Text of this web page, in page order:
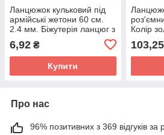
Ланцюжок кульковий під
армійські жетони 60 см.
2.4 мм. Біжутерія ланцюг з
роз'ємними ланками для
декупажу
6,92 ₴
Купити
Колір
103,25
Про нас
96% позитивних з 369 відгуків за